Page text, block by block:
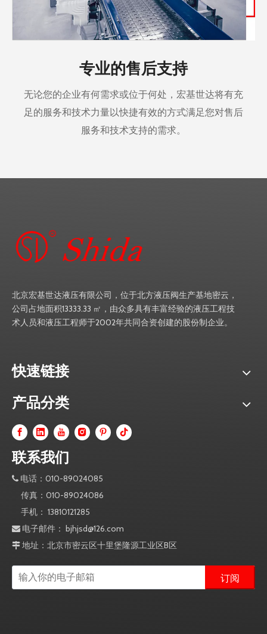
专业的售后支持
无论您的企业有何需求或位于何处，宏基世达将有充
足的服务和技术力量以快捷有效的方式满足您对售后
服务和技术支持的需求。
北京宏基世达液压有限公司，位于北方液压阀生产基地密云，
公司占地面积13333.33 ㎡，由众多具有丰富经验的液压工程技
术人员和液压工程师于2002年共同合资创建的股份制企业。
快速链接
产品分类
联系我们
 电话：010-89024085
传真：010-89024086
手机： 13810121285
 电子邮件： bjhjsd@126.com
 地址：北京市密云区十里堡隆源工业区B区
订阅